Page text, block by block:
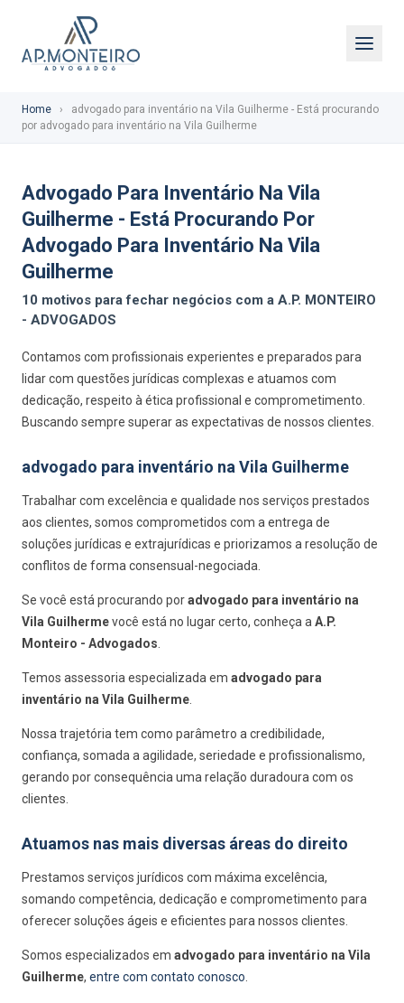
Home ›
advogado para inventário na Vila Guilherme - Está procurando
por advogado para inventário na Vila Guilherme
Advogado Para Inventário Na Vila
Guilherme - Está Procurando Por
Advogado Para Inventário Na Vila
Guilherme
10 motivos para fechar negócios com a A.P. MONTEIRO
- ADVOGADOS
Contamos com profissionais experientes e preparados para
lidar com questões jurídicas complexas e atuamos com
dedicação, respeito à ética profissional e comprometimento.
Buscando sempre superar as expectativas de nossos clientes.
advogado para inventário na Vila Guilherme
Trabalhar com excelência e qualidade nos serviços prestados
aos clientes, somos comprometidos com a entrega de
soluções jurídicas e extrajurídicas e priorizamos a resolução de
conflitos de forma consensual-negociada.
Se você está procurando poradvogado para inventário na
Vila Guilhermevocê está no lugar certo, conheça a A.P.
Monteiro - Advogados
Temos assessoria especializada em advogado para
inventário na Vila Guilherme
Nossa trajetória tem como parâmetro a credibilidade,
confiança, somada a agilidade, seriedade e profissionalismo,
gerando por consequência uma relação duradoura com os
clientes.
Atuamos nas mais diversas áreas do direito
Prestamos serviços jurídicos com máxima excelência,
somando competência, dedicação e comprometimento para
oferecer soluções ágeis e eficientes para nossos clientes.
Somos especializados em advogado para inventário na Vila
Guilherme, entre com contato conosco